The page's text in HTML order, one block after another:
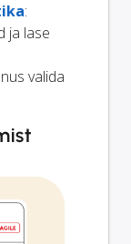
:
ja lase
valida